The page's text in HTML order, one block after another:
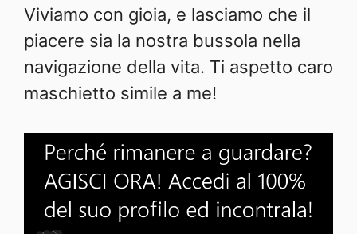
Viviamo con gioia, e lasciamo che il
piacere sia la nostra bussola nella
navigazione della vita. Ti aspetto caro
maschietto simile a me!